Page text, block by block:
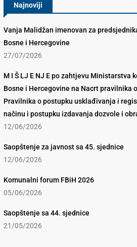
Najnoviji
Vanja Malidžan imenovan za
Bosne i Hercegovine
27/07/2026
M I Š LJ E NJ E po zahtjevu Ministarstva
Bosne i Hercegovine na Nacrt pravilnika
Pravilnika o postupku usklađivanja i
načinu i postupku izdavanja dozvole i
12/06/2026
Saopštenje za javnost sa 45. sjednice
12/06/2026
Komunalni forum FBiH 2026
05/06/2026
Saopštenje sa 44. sjednice
21/05/2026